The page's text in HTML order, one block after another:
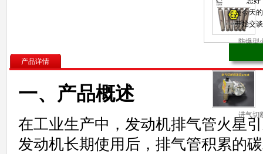
防爆型
进气切
兼容
产品详情
一、产品概述
在工业生产中，发动机排气管火星
发动机长期使用后，排气管积累的
是今天
开始交